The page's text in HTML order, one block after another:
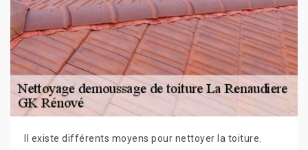
Il existe différents moyens pour nettoyer la toiture.